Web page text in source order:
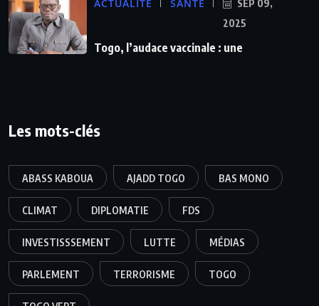
ACTUALITE SANTÉ
SEP 09,
2025
Togo, l’audace vaccinale : une
Les mots-clés
ABASS KABOUA AJADD TOGO BAS MONO
CLIMAT DIPLOMATIE FDS
INVESTISSSEMENT LUTTE MÉDIAS
PARLEMENT TERRORISME TOGO